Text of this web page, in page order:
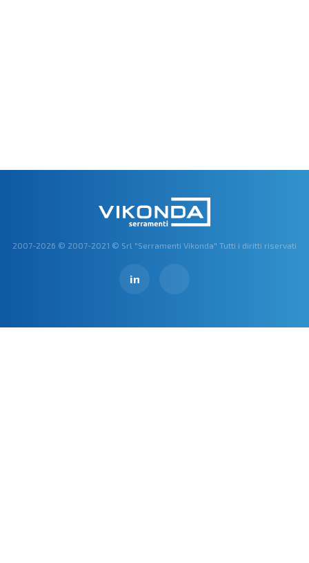
2007-2026 © 2007-2021 © Srl "Serramenti Vikonda" Tutti i diritti riservati
in